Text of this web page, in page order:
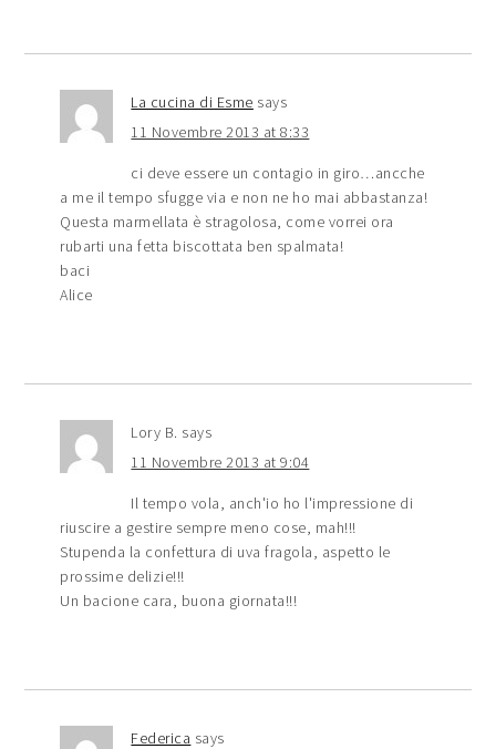
La cucina di Esme says
11 Novembre 2013 at 8:33
ci deve essere un contagio in giro…ancche
a me il tempo sfugge via e non ne ho mai abbastanza!
Questa marmellata è stragolosa, come vorrei ora
rubarti una fetta biscottata ben spalmata!
baci
Alice
Lory B. says
11 Novembre 2013 at 9:04
Il tempo vola, anch'io ho l'impressione di
riuscire a gestire sempre meno cose, mah!!!
Stupenda la confettura di uva fragola, aspetto le
prossime delizie!!!
Un bacione cara, buona giornata!!!
Federica says